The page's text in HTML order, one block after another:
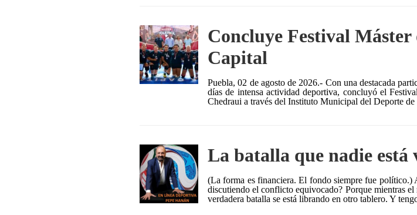
Concluye Festival Máster
Capital
Puebla, 02 de agosto de 2026.- Con una destacada
días de intensa actividad deportiva, concluyó el
Chedraui a través del Instituto Municipal del Deporte
La batalla que nadie está
(La forma es financiera. El fondo siempre fue
discutiendo el conflicto equivocado? Porque mientras
verdadera batalla se está librando en otro tablero. Y